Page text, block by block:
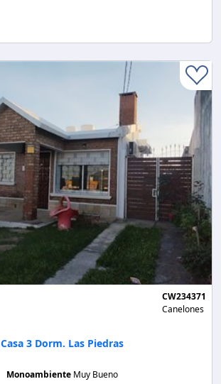
CW234371
Canelones
Casa 3 Dorm. Las Piedras
Monoambiente Muy Bueno